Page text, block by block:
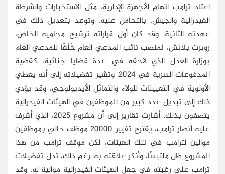
اعتاد ترامب اتهام الأجهزة الإدارية، مثل الاستخبارات والشرطة
الفيدرالية والجيش، بالتحامل عليه، وتوعد بتعديل ذلك في
عهدته الثانية. وقد كان أول قراراته ترشيح محاميه الخاص،
روبرت بلانش، لمنصب نائب المدعي العام خَلَفًا للمدعي العام
بوزارة العدل الذي لاحقه في عدة قضايا جنائية، كقضية
المدفوعات السرية في 2024. وتشير تفضيلاته إلى أنه يعطي
الأولوية في التعيينات للولاء والتماثل الأيديولوجي، وقد يؤدي
ذلك إلى تبديل عدد كبير من الموظفين في الهيئات الفيدرالية
يتصفون بذلك. أشارت تقارير إلى أن مشروع 2025، الذي أشرف
عليه أنصار ترامب، يقترح تغيير 20000 موظف حالي بموظفين
موالين لترامب في تلك الهيئات، لكن موقف ترامب من هذا
المشروع ظل ملتبسًا، وأنكر علاقته به. رغم ذلك، تدل تفضيلات
ترامب على رغبته في جعل الهيئات الفيدرالية موالية له، وقد